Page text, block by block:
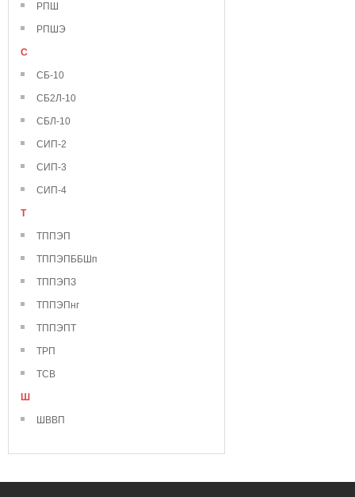
РПШ
РПШЭ
С
СБ-10
СБ2Л-10
СБЛ-10
СИП-2
СИП-3
СИП-4
Т
ТППЭП
ТППЭПББШп
ТППЭПЗ
ТППЭПнг
ТППЭПТ
ТРП
ТСВ
Ш
ШВВП